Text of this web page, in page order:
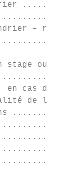
–
stage ou
en cas
de la